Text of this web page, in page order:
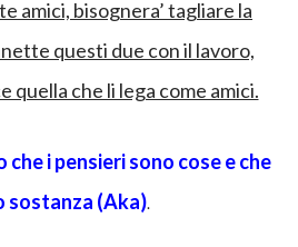
amici, bisognera’ tagliare la
questi due con il lavoro,
quella che li lega come amici.
che i pensieri sono cose e che
sostanza (Aka).